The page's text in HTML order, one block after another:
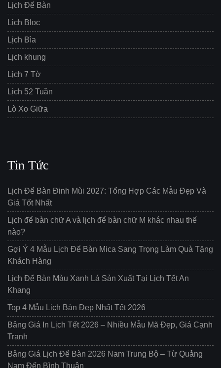
Lịch Để Bàn
Lịch Bloc
Lịch Bìa
Lịch khung
Lịch 7 Tờ
Lịch 52 Tuần
Lò Xo Giữa
Tin Tức
Lịch Để Bàn Đinh Mùi 2027: Tổng Hợp Các Mẫu Đẹp Và
Giá Tốt Nhất
Lịch để bàn chữ A và lịch để bàn chữ M khác nhau thế
nào?
Gợi Ý 4 Mẫu Lịch Để Bàn Mica Sang Trọng Làm Quà Tặng
Khách Hàng
Lịch Để Bàn Màu Xanh Lá Sản Xuất Tại Lịch Tết An
Khang
Top 4 Mẫu Lịch Bàn Đẹp Nhất Tết 2026
Bảng Giá In Lịch Tết 2026 – Nhiều Mẫu Mã Đẹp, Giá Cạnh
Tranh
Bảng Giá Lịch Để Bàn 2026 Nam Trung Bộ – Từ Quảng
Nam Đến Bình Thuận